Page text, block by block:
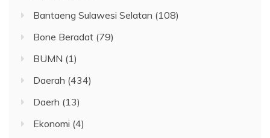
Bantaeng Sulawesi Selatan (108)
Bone Beradat (79)
BUMN (1)
Daerah (434)
Daerh (13)
Ekonomi (4)